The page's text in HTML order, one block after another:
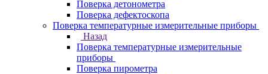
Поверка детонометра
Поверка дефектоскопа
Поверка температурные измерительные приборы
Назад
Поверка температурные измерительные
приборы
Поверка пирометра